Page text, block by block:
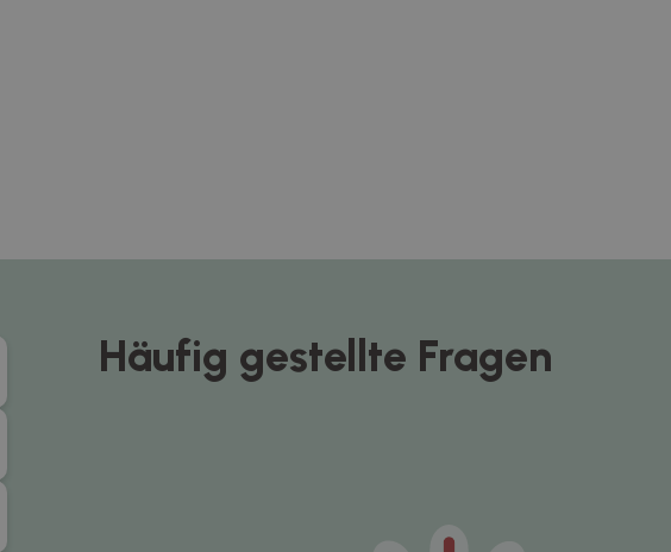
Häufig gestellte Fragen